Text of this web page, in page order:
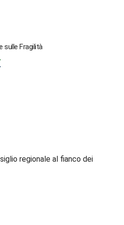
sulle Fragilità
regionale al fianco dei